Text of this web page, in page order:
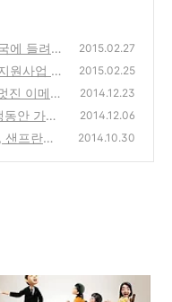
에 들려서
2015.02.27
원사업 정
(3)
2015.02.25
진 이메일
2014.12.23
안 가족
(1)
2014.12.06
프란시
2014.10.30